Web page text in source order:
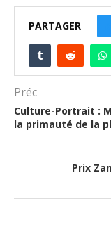
PARTAGER
Préc
Culture-Portrait :
la primauté de la
Prix